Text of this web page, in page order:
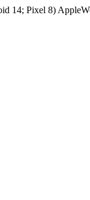
14; Pixel 8)